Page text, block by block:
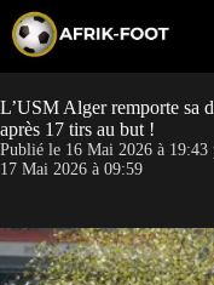
p
t
o
c
o
e
n
t
L’USM Alger remporte sa
après 17 tirs au but !
Publié le 16 Mai 2026 à 19:43
17 Mai 2026 à 09:59